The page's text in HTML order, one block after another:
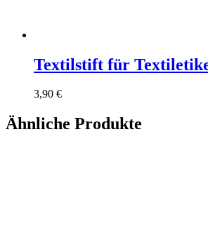
Textilstift für
3,90 €
Ähnliche Produkte